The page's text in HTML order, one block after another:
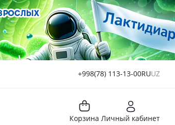
+998(78) 113-13-00RUUZ
Корзина Личный кабинет